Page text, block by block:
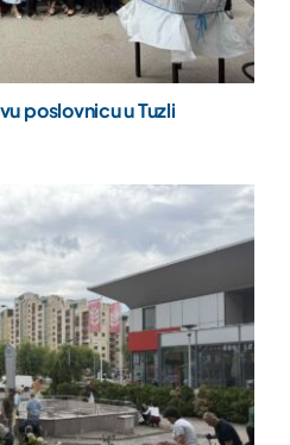
poslovnicu u Tuzli